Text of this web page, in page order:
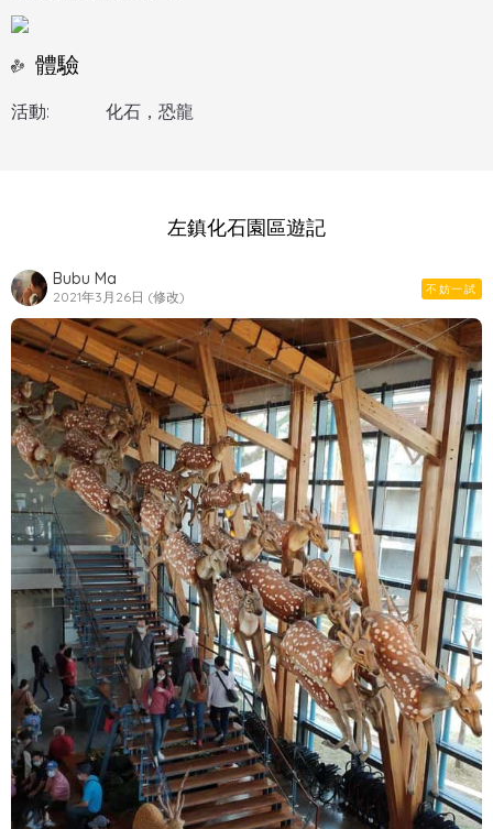
體驗
活動: 化石，恐龍
左鎮化石園區遊記
Bubu Ma
2021年3月26日 (修改) 不妨一試